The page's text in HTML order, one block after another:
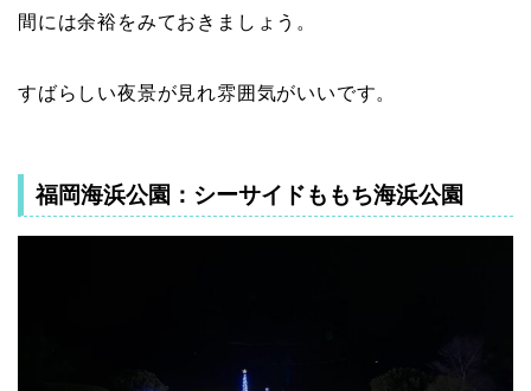
間には余裕をみておきましょう。
すばらしい夜景が見れ雰囲気がいいです。
福岡海浜公園：シーサイドももち海浜公園